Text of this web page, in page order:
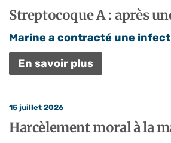
Streptocoque A : après
Marine a contracté une
En savoir plus
15 juillet 2026
Harcèlement moral à la